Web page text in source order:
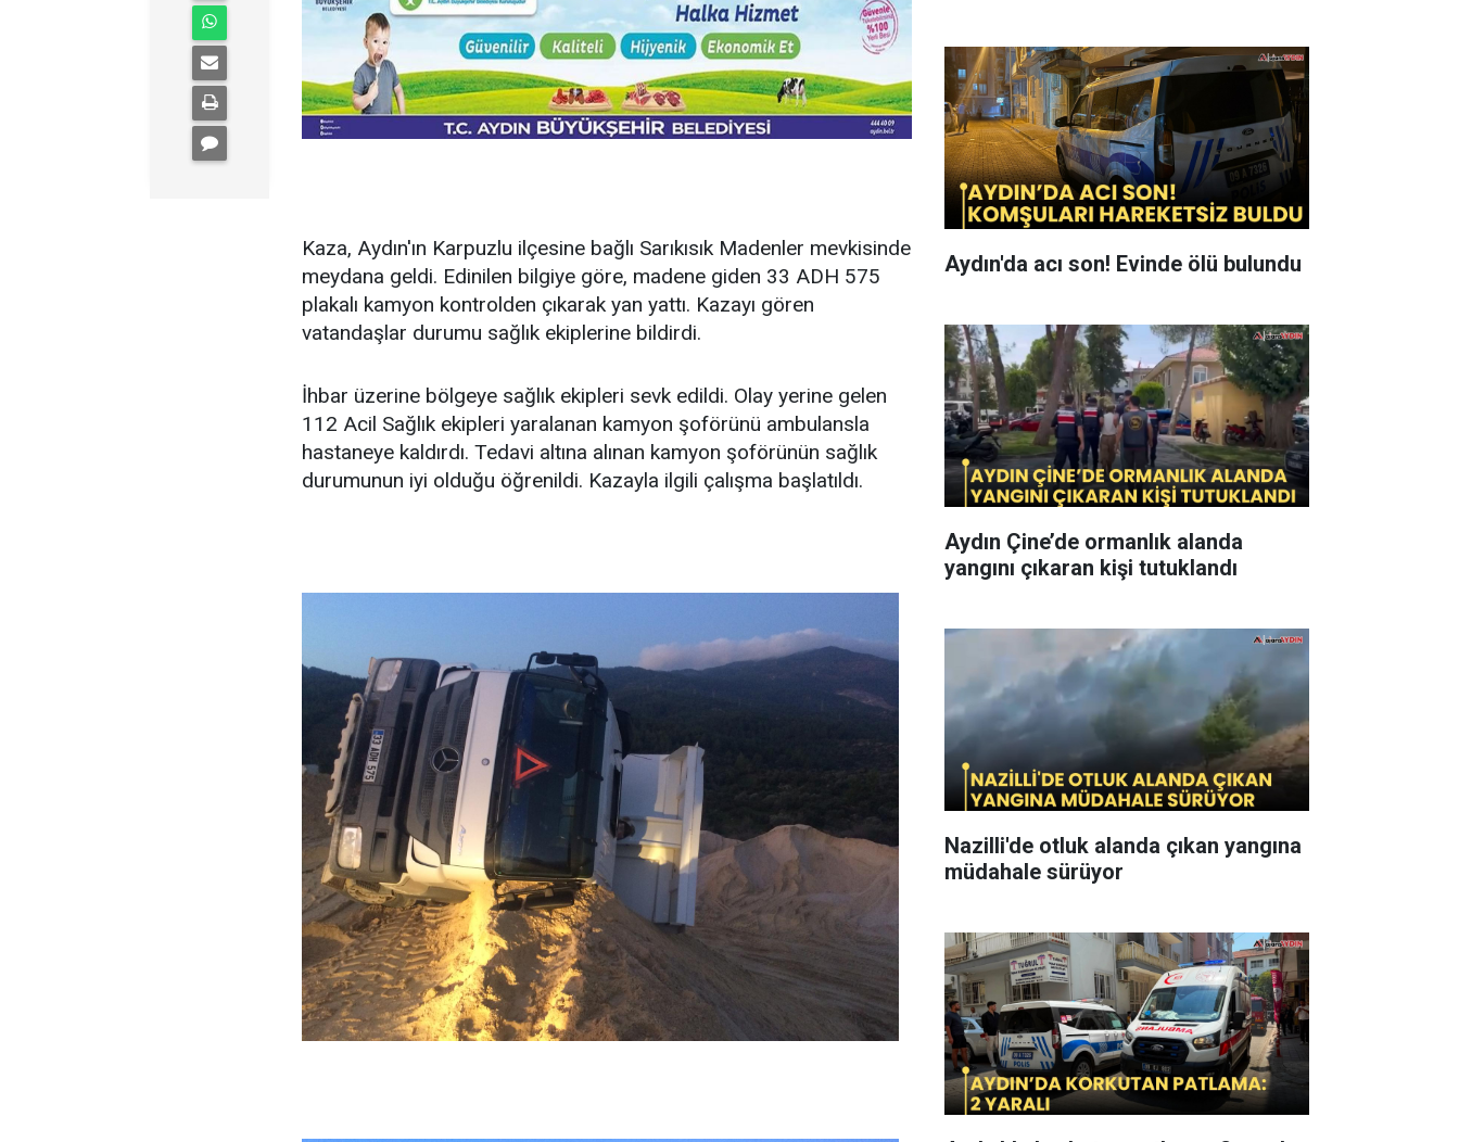
Kaza, Aydın'ın Karpuzlu ilçesine bağlı Sarıkısık Madenler mevkisinde
meydana geldi. Edinilen bilgiye göre, madene giden 33 ADH 575
plakalı kamyon kontrolden çıkarak yan yattı. Kazayı gören
vatandaşlar durumu sağlık ekiplerine bildirdi.
İhbar üzerine bölgeye sağlık ekipleri sevk edildi. Olay yerine gelen
112 Acil Sağlık ekipleri yaralanan kamyon şoförünü ambulansla
hastaneye kaldırdı. Tedavi altına alınan kamyon şoförünün sağlık
durumunun iyi olduğu öğrenildi. Kazayla ilgili çalışma başlatıldı.
Aydın'da acı son! Evinde ölü bulundu
Aydın Çine’de ormanlık alanda
yangını çıkaran kişi tutuklandı
Nazilli'de otluk alanda çıkan yangına
müdahale sürüyor